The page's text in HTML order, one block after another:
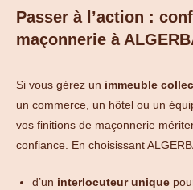
Passer à l’action :
maçonnerie à
Si vous gérez un immeuble
un commerce, un hôtel ou un
vos finitions de maçonnerie
confiance. En choisissant
d’un interlocuteur unique